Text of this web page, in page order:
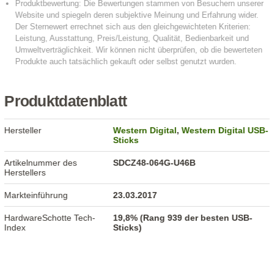
Produktdatenblatt
Hersteller Western Digital,Western Digital USB-
Sticks
Artikelnummer des
Herstellers
SDCZ48-064G-U46B
Markteinführung 23.03.2017
HardwareSchotte Tech-
Index
19,8% (Rang 939 der besten USB-
Sticks)